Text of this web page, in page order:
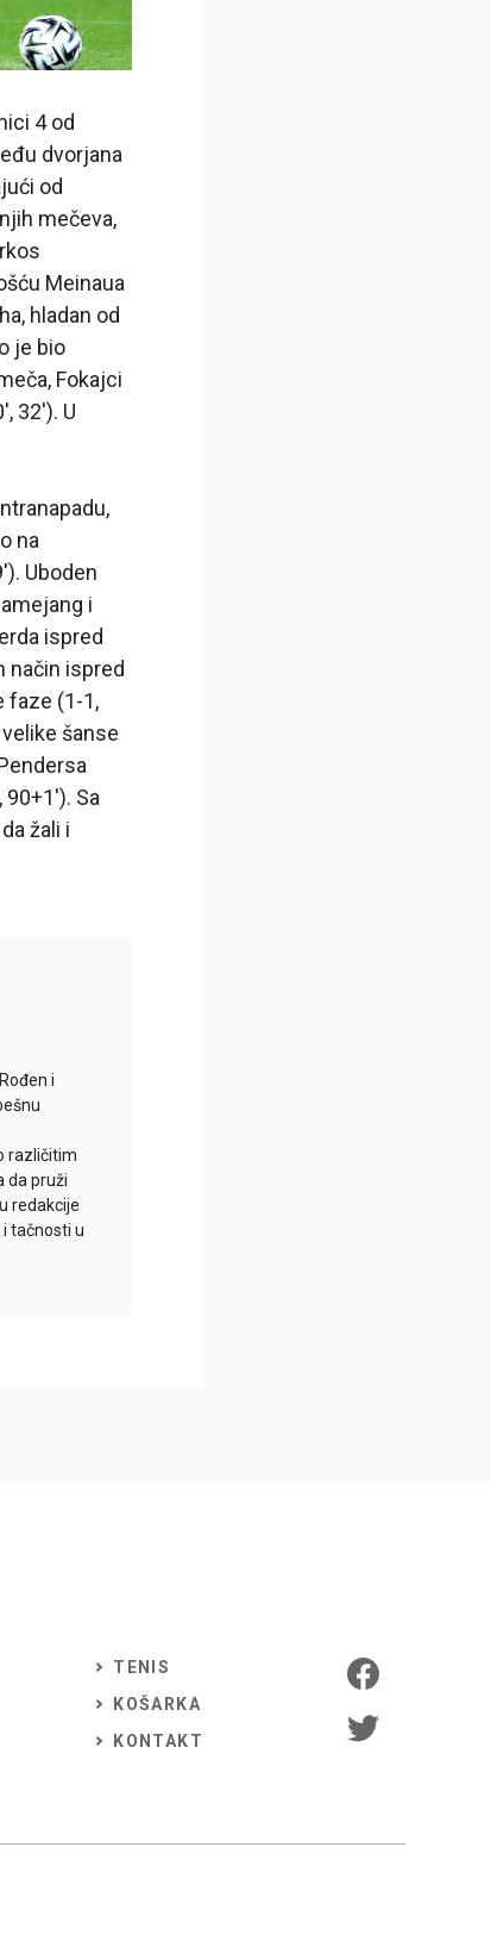
4 od
dvorjana
od
mečeva,
Meinaua
hladan od
je bio
Fokajci
32′). U
na
Uboden
i
ispred
način ispred
faze (1-1,
šanse
Sa
žali i
i
različitim
da pruži
redakcije
tačnosti u
TENIS
KOŠARKA
KONTAKT